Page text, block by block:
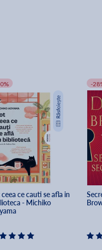
ceea ce cauti se afla in
- Michiko
-